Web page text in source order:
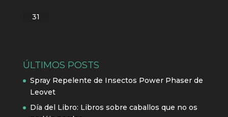
31
ÚLTIMOS POSTS
Spray Repelente de Insectos Power Phaser de
Leovet
Día del Libro: Libros sobre caballos que no os